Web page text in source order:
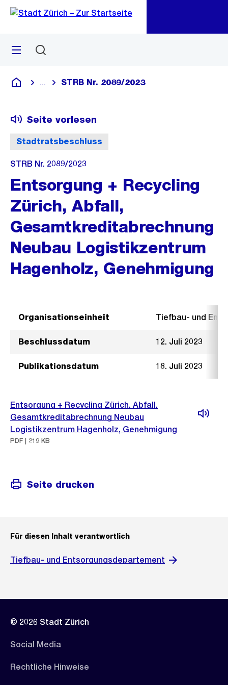
Navigation
Sprunglink
Menü
Deutsch
Blende alle Breadcrumbs ein
STRB Nr. 2089/2023
Stadtratsbeschluss
Seite vorlesen
STRB Nr. 2089/2023
Entsorgung + Recycling
Zürich, Abfall,
Gesamtkreditabrechnung
Neubau Logistikzentrum
Hagenholz, Genehmigung
Organisationseinheit Tiefbau- und
Beschlussdatum 12. Juli 2023
Publikationsdatum 18. Juli 2023
Entsorgung + Recycling Zürich, Abfall,
Gesamtkreditabrechnung Neubau
Logistikzentrum Hagenholz, Genehmigung
PDF | 219 KB
Seite drucken
Für diesen Inhalt verantwortlich
Tiefbau- und Entsorgungsdepartement
© 2026 Stadt Zürich
Social Media
Rechtliche Hinweise